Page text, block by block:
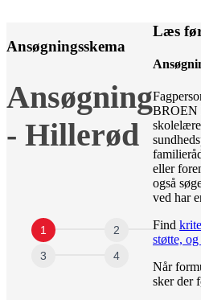
Ansøgningsskema
Hillerød
Ansøgning
- Hillerød
Læs
BROEN
eller
også
ved har
Find
støtte,
Når
sker der